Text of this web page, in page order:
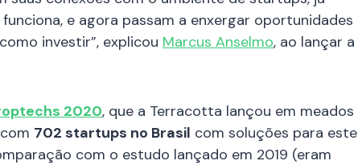
e agora passam a enxergar oportunidades
investir”, explicou Marcus Anselmo, ao lançar a
2020, que a Terracotta lançou em meados
702 startups no Brasil com soluções para este
com o estudo lançado em 2019 (eram